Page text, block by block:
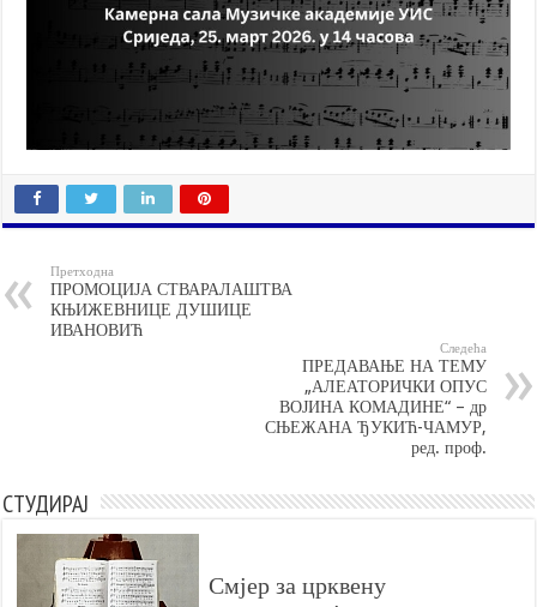
Претходна
ПРОМОЦИЈА СТВАРАЛАШТВА
КЊИЖЕВНИЦЕ ДУШИЦЕ
ИВАНОВИЋ
Следећа
ПРЕДАВАЊЕ НА ТЕМУ
„АЛЕАТОРИЧКИ ОПУС
ВОЈИНА КОМАДИНЕ“ – др
СЊЕЖАНА ЂУКИЋ-ЧАМУР,
ред. проф.
СТУДИРАЈ
Смјер за црквену